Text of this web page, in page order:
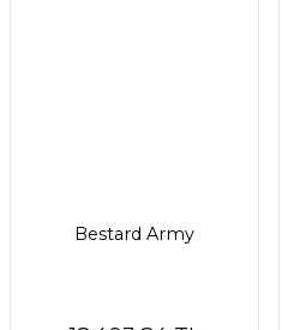
Bestard Army